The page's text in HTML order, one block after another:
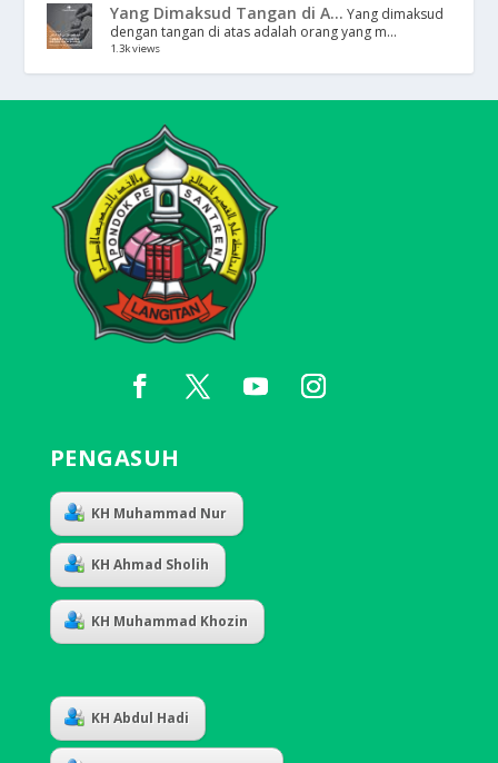
Yang Dimaksud Tangan di A... Yang dimaksud
dengan tangan di atas adalah orang yang m...
1.3k views
PENGASUH
KH Muhammad Nur
KH Ahmad Sholih
KH Muhammad Khozin
KH Abdul Hadi